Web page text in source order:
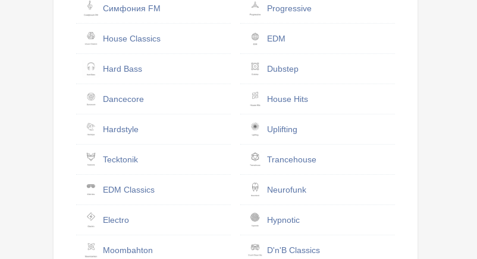
Симфония FM Progressive
House Classics EDM
Hard Bass Dubstep
Dancecore House Hits
Hardstyle Uplifting
Tecktonik Trancehouse
EDM Classics Neurofunk
Electro Hypnotic
Moombahton D'n'B Classics